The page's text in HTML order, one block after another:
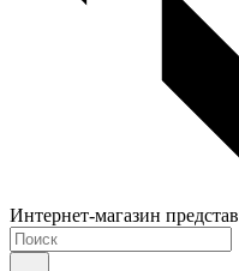
Интернет-магазин